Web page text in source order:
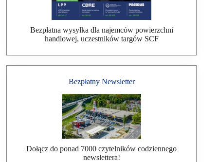
Bezpłatna wysyłka dla najemców powierzchni
handlowej, uczestników targów SCF
Bezpłatny Newsletter
Dołącz do ponad 7000 czytelników codziennego
newslettera!